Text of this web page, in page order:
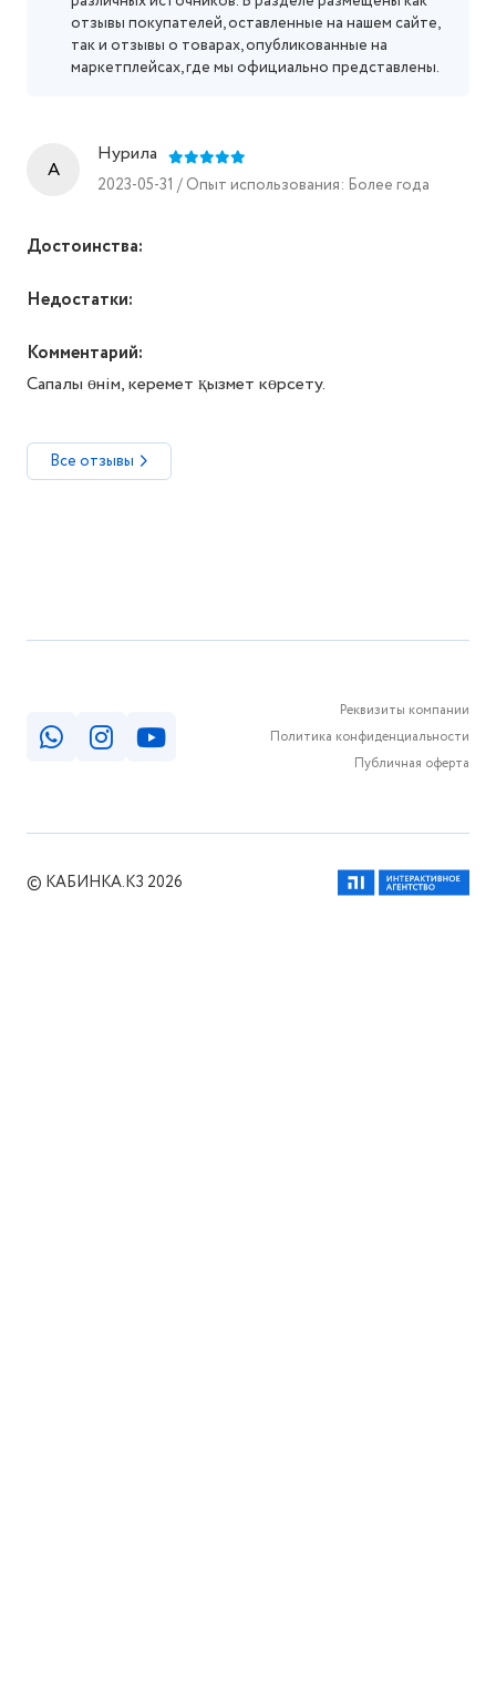
отзывы покупателей, оставленные на нашем сайте,
так и отзывы о товарах, опубликованные на
маркетплейсах, где мы официально представлены.
A
Нурила
2023-05-31 / Опыт использования: Более года
Достоинства:
Недостатки:
Комментарий:
Сапалы өнім, керемет қызмет көрсету.
Все отзывы
Реквизиты компании
Политика конфиденциальности
Публичная оферта
© КАБИНКА.КЗ 2026